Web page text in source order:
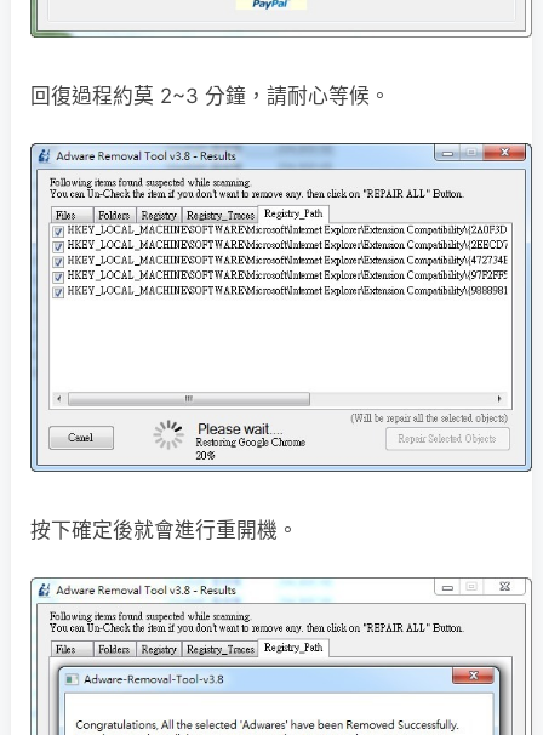
回復過程約莫 2~3 分鐘，請耐心等候。
按下確定後就會進行重開機。